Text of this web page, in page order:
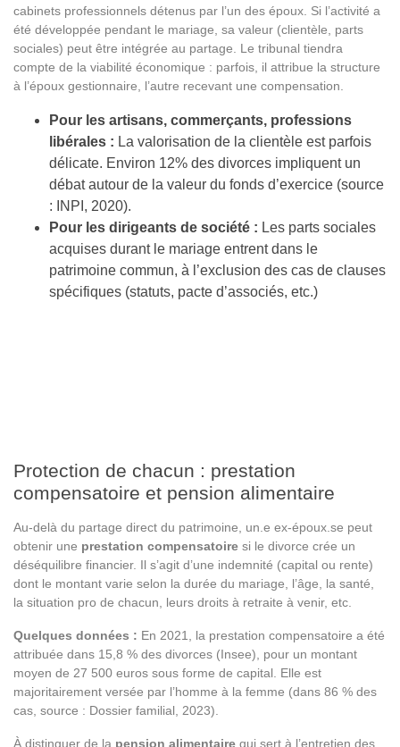
cabinets professionnels détenus par l’un des époux. Si l’activité a
été développée pendant le mariage, sa valeur (clientèle, parts
sociales) peut être intégrée au partage. Le tribunal tiendra
compte de la viabilité économique : parfois, il attribue la structure
à l’époux gestionnaire, l’autre recevant une compensation.
Pour les artisans, commerçants, professions
libérales : La valorisation de la clientèle est parfois
délicate. Environ 12% des divorces impliquent un
débat autour de la valeur du fonds d’exercice (source
: INPI, 2020).
Pour les dirigeants de société : Les parts sociales
acquises durant le mariage entrent dans le
patrimoine commun, à l’exclusion des cas de clauses
spécifiques (statuts, pacte d’associés, etc.)
Protection de chacun : prestation
compensatoire et pension alimentaire
Au-delà du partage direct du patrimoine, un.e ex-époux.se peut
obtenir une prestation compensatoire si le divorce crée un
déséquilibre financier. Il s’agit d’une indemnité (capital ou rente)
dont le montant varie selon la durée du mariage, l’âge, la santé,
la situation pro de chacun, leurs droits à retraite à venir, etc.
Quelques données : En 2021, la prestation compensatoire a été
attribuée dans 15,8 % des divorces (Insee), pour un montant
moyen de 27 500 euros sous forme de capital. Elle est
majoritairement versée par l’homme à la femme (dans 86 % des
cas, source : Dossier familial, 2023).
À distinguer de la pension alimentaire qui sert à l’entretien des